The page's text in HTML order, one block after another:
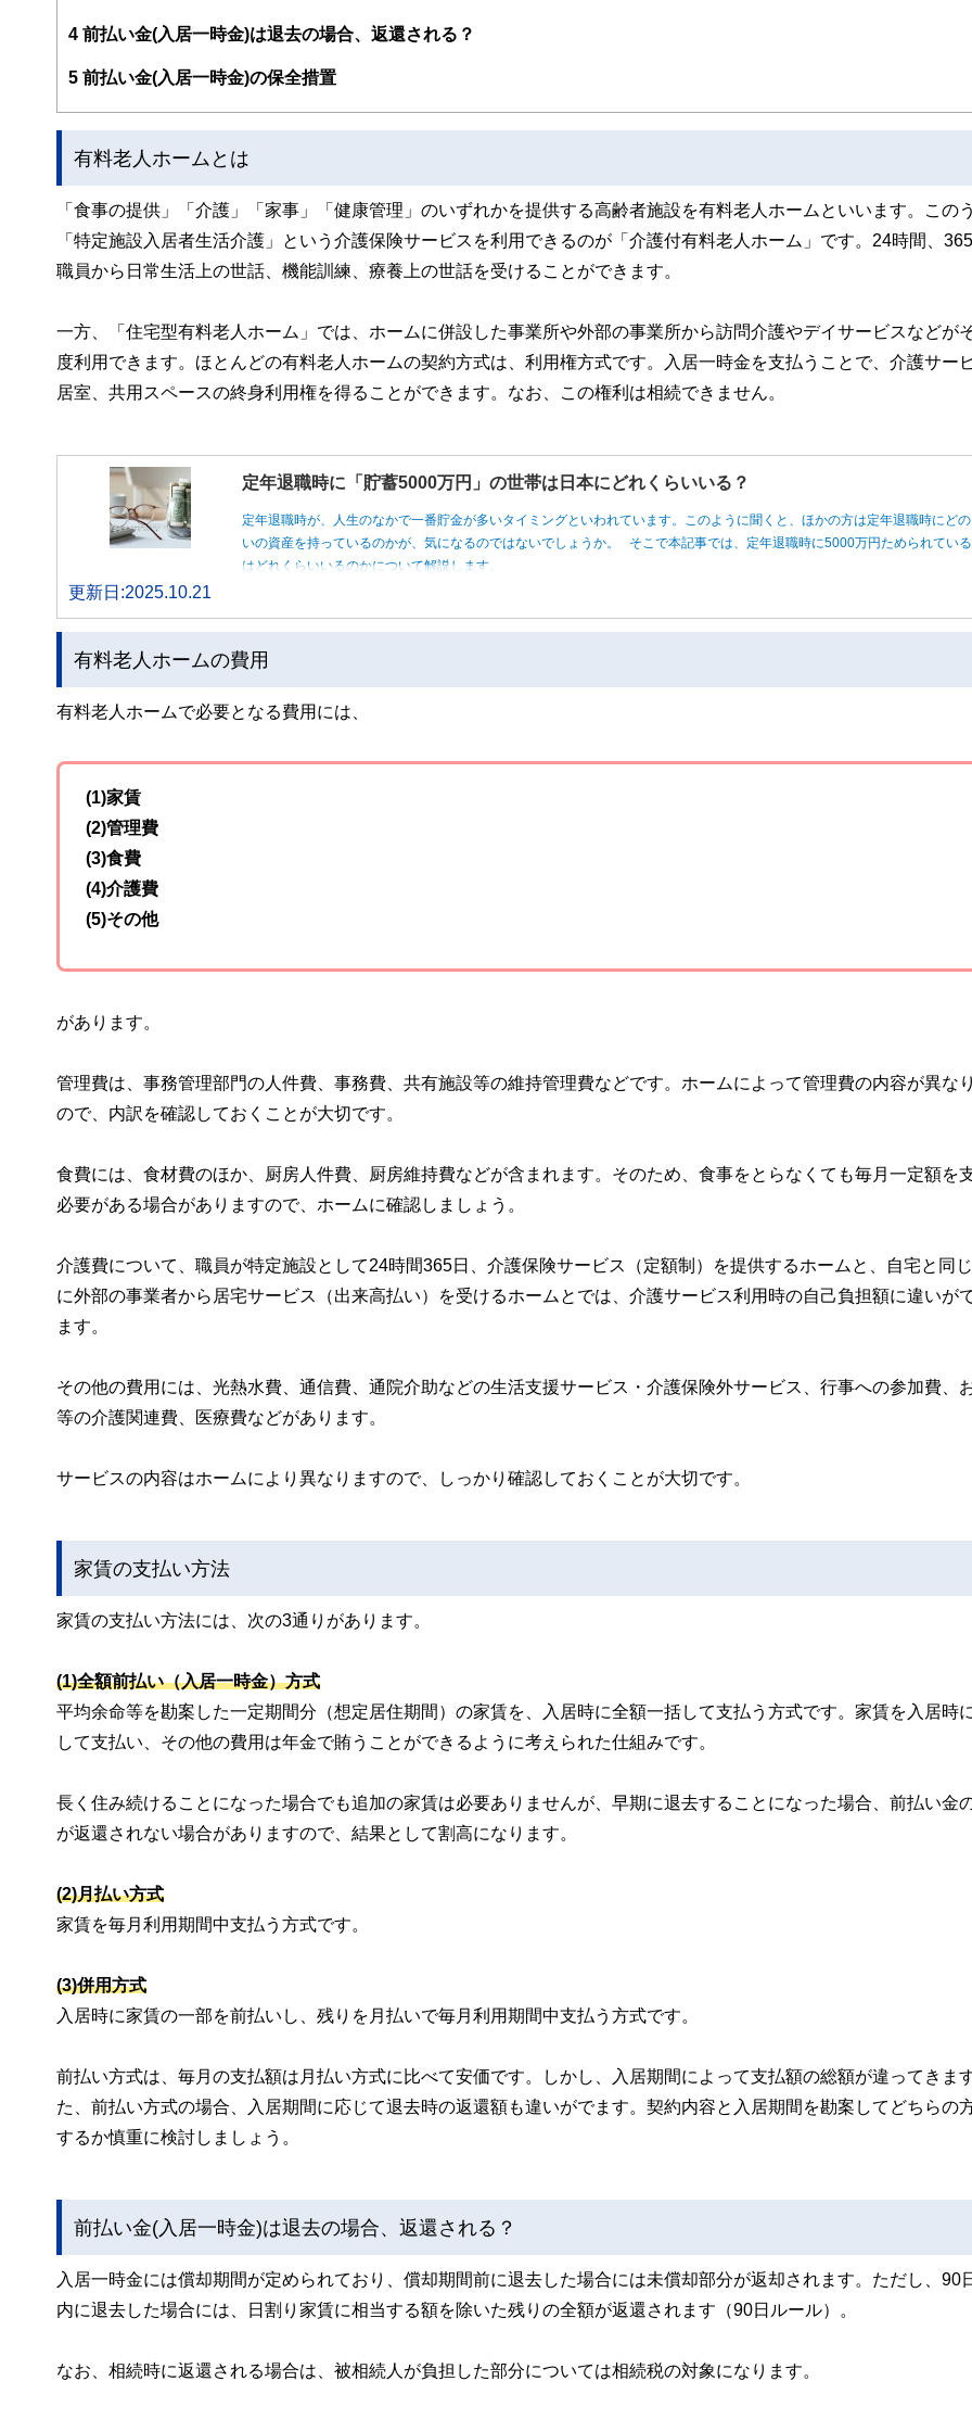
4 前払い金(入居一時金)は退去の場合、返還される？
5 前払い金(入居一時金)の保全措置
有料老人ホームとは
「食事の提供」「介護」「家事」「健康管理」のいずれかを提供する高齢者施設を有料老人ホームといいます。このう
「特定施設入居者生活介護」という介護保険サービスを利用できるのが「介護付有料老人ホーム」です。24時間、365
職員から日常生活上の世話、機能訓練、療養上の世話を受けることができます。
一方、「住宅型有料老人ホーム」では、ホームに併設した事業所や外部の事業所から訪問介護やデイサービスなどが
度利用できます。ほとんどの有料老人ホームの契約方式は、利用権方式です。入居一時金を支払うことで、介護サー
居室、共用スペースの終身利用権を得ることができます。なお、この権利は相続できません。
定年退職時に「貯蓄5000万円」の世帯は日本にどれくらいいる？
定年退職時が、人生のなかで一番貯金が多いタイミングといわれています。このように聞くと、ほかの方は定年退職時にどの
いの資産を持っているのかが、気になるのではないでしょうか。 そこで本記事では、定年退職時に5000万円ためられてい
はどれくらいいるのかについて解説します。
更新日:2025.10.21
有料老人ホームの費用
有料老人ホームで必要となる費用には、
(1)家賃
(2)管理費
(3)食費
(4)介護費
(5)その他
があります。
管理費は、事務管理部門の人件費、事務費、共有施設等の維持管理費などです。ホームによって管理費の内容が異な
ので、内訳を確認しておくことが大切です。
食費には、食材費のほか、厨房人件費、厨房維持費などが含まれます。そのため、食事をとらなくても毎月一定額を
必要がある場合がありますので、ホームに確認しましょう。
介護費について、職員が特定施設として24時間365日、介護保険サービス（定額制）を提供するホームと、自宅と同
に外部の事業者から居宅サービス（出来高払い）を受けるホームとでは、介護サービス利用時の自己負担額に違いが
ます。
その他の費用には、光熱水費、通信費、通院介助などの生活支援サービス・介護保険外サービス、行事への参加費、
等の介護関連費、医療費などがあります。
サービスの内容はホームにより異なりますので、しっかり確認しておくことが大切です。
家賃の支払い方法
家賃の支払い方法には、次の3通りがあります。
(1)全額前払い（入居一時金）方式
平均余命等を勘案した一定期間分（想定居住期間）の家賃を、入居時に全額一括して支払う方式です。家賃を入居時
して支払い、その他の費用は年金で賄うことができるように考えられた仕組みです。
長く住み続けることになった場合でも追加の家賃は必要ありませんが、早期に退去することになった場合、前払い金
が返還されない場合がありますので、結果として割高になります。
(2)月払い方式
家賃を毎月利用期間中支払う方式です。
(3)併用方式
入居時に家賃の一部を前払いし、残りを月払いで毎月利用期間中支払う方式です。
前払い方式は、毎月の支払額は月払い方式に比べて安価です。しかし、入居期間によって支払額の総額が違ってきま
た、前払い方式の場合、入居期間に応じて退去時の返還額も違いがでます。契約内容と入居期間を勘案してどちらの
するか慎重に検討しましょう。
前払い金(入居一時金)は退去の場合、返還される？
入居一時金には償却期間が定められており、償却期間前に退去した場合には未償却部分が返却されます。ただし、90
内に退去した場合には、日割り家賃に相当する額を除いた残りの全額が返還されます（90日ルール）。
なお、相続時に返還される場合は、被相続人が負担した部分については相続税の対象になります。